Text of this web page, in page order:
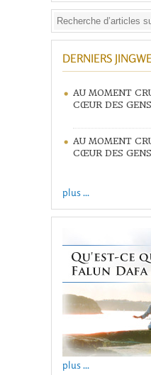
DERNIERS
AU MOMENT
CŒUR DES GENS
AU MOMENT
CŒUR DES GENS
plus ...
plus ...